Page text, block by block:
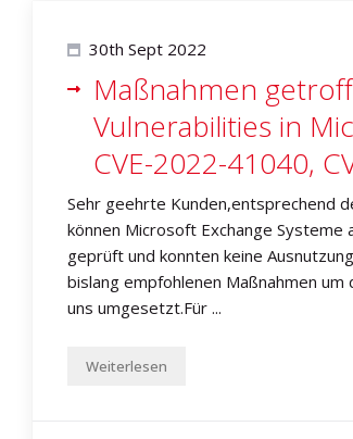
30th Sept 2022
Maßnahmen
Vulnerabilities in
CVE-2022-41040,
Sehr geehrte Kunden,entsprechend
können Microsoft Exchange
geprüft und konnten keine
bislang empfohlenen Maßnahmen
uns umgesetzt.Für ...
Weiterlesen